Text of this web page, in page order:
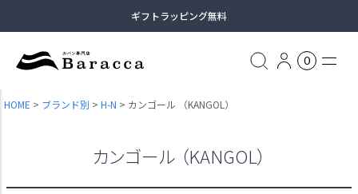
ギフトラッピング無料
全商品送料無料（沖縄・一部離島除く）
0
HOME ブランド別 H-N カンゴール （KANGOL）
カンゴール （KANGOL）